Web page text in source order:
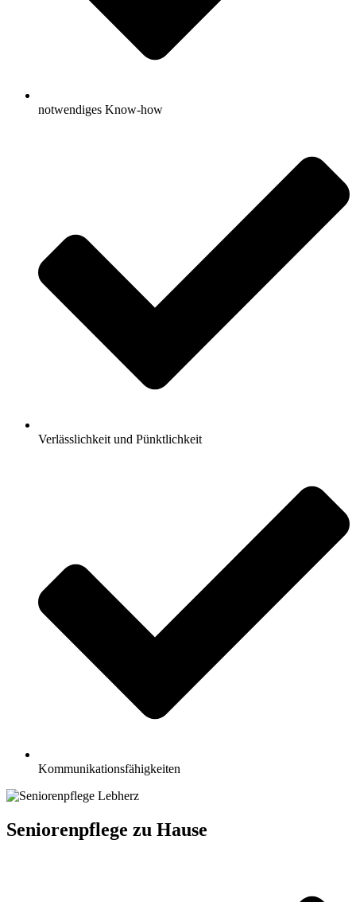
notwendiges Know-how
Verlässlichkeit und Pünktlichkeit
Kommunikationsfähigkeiten
Seniorenpflege zu Hause